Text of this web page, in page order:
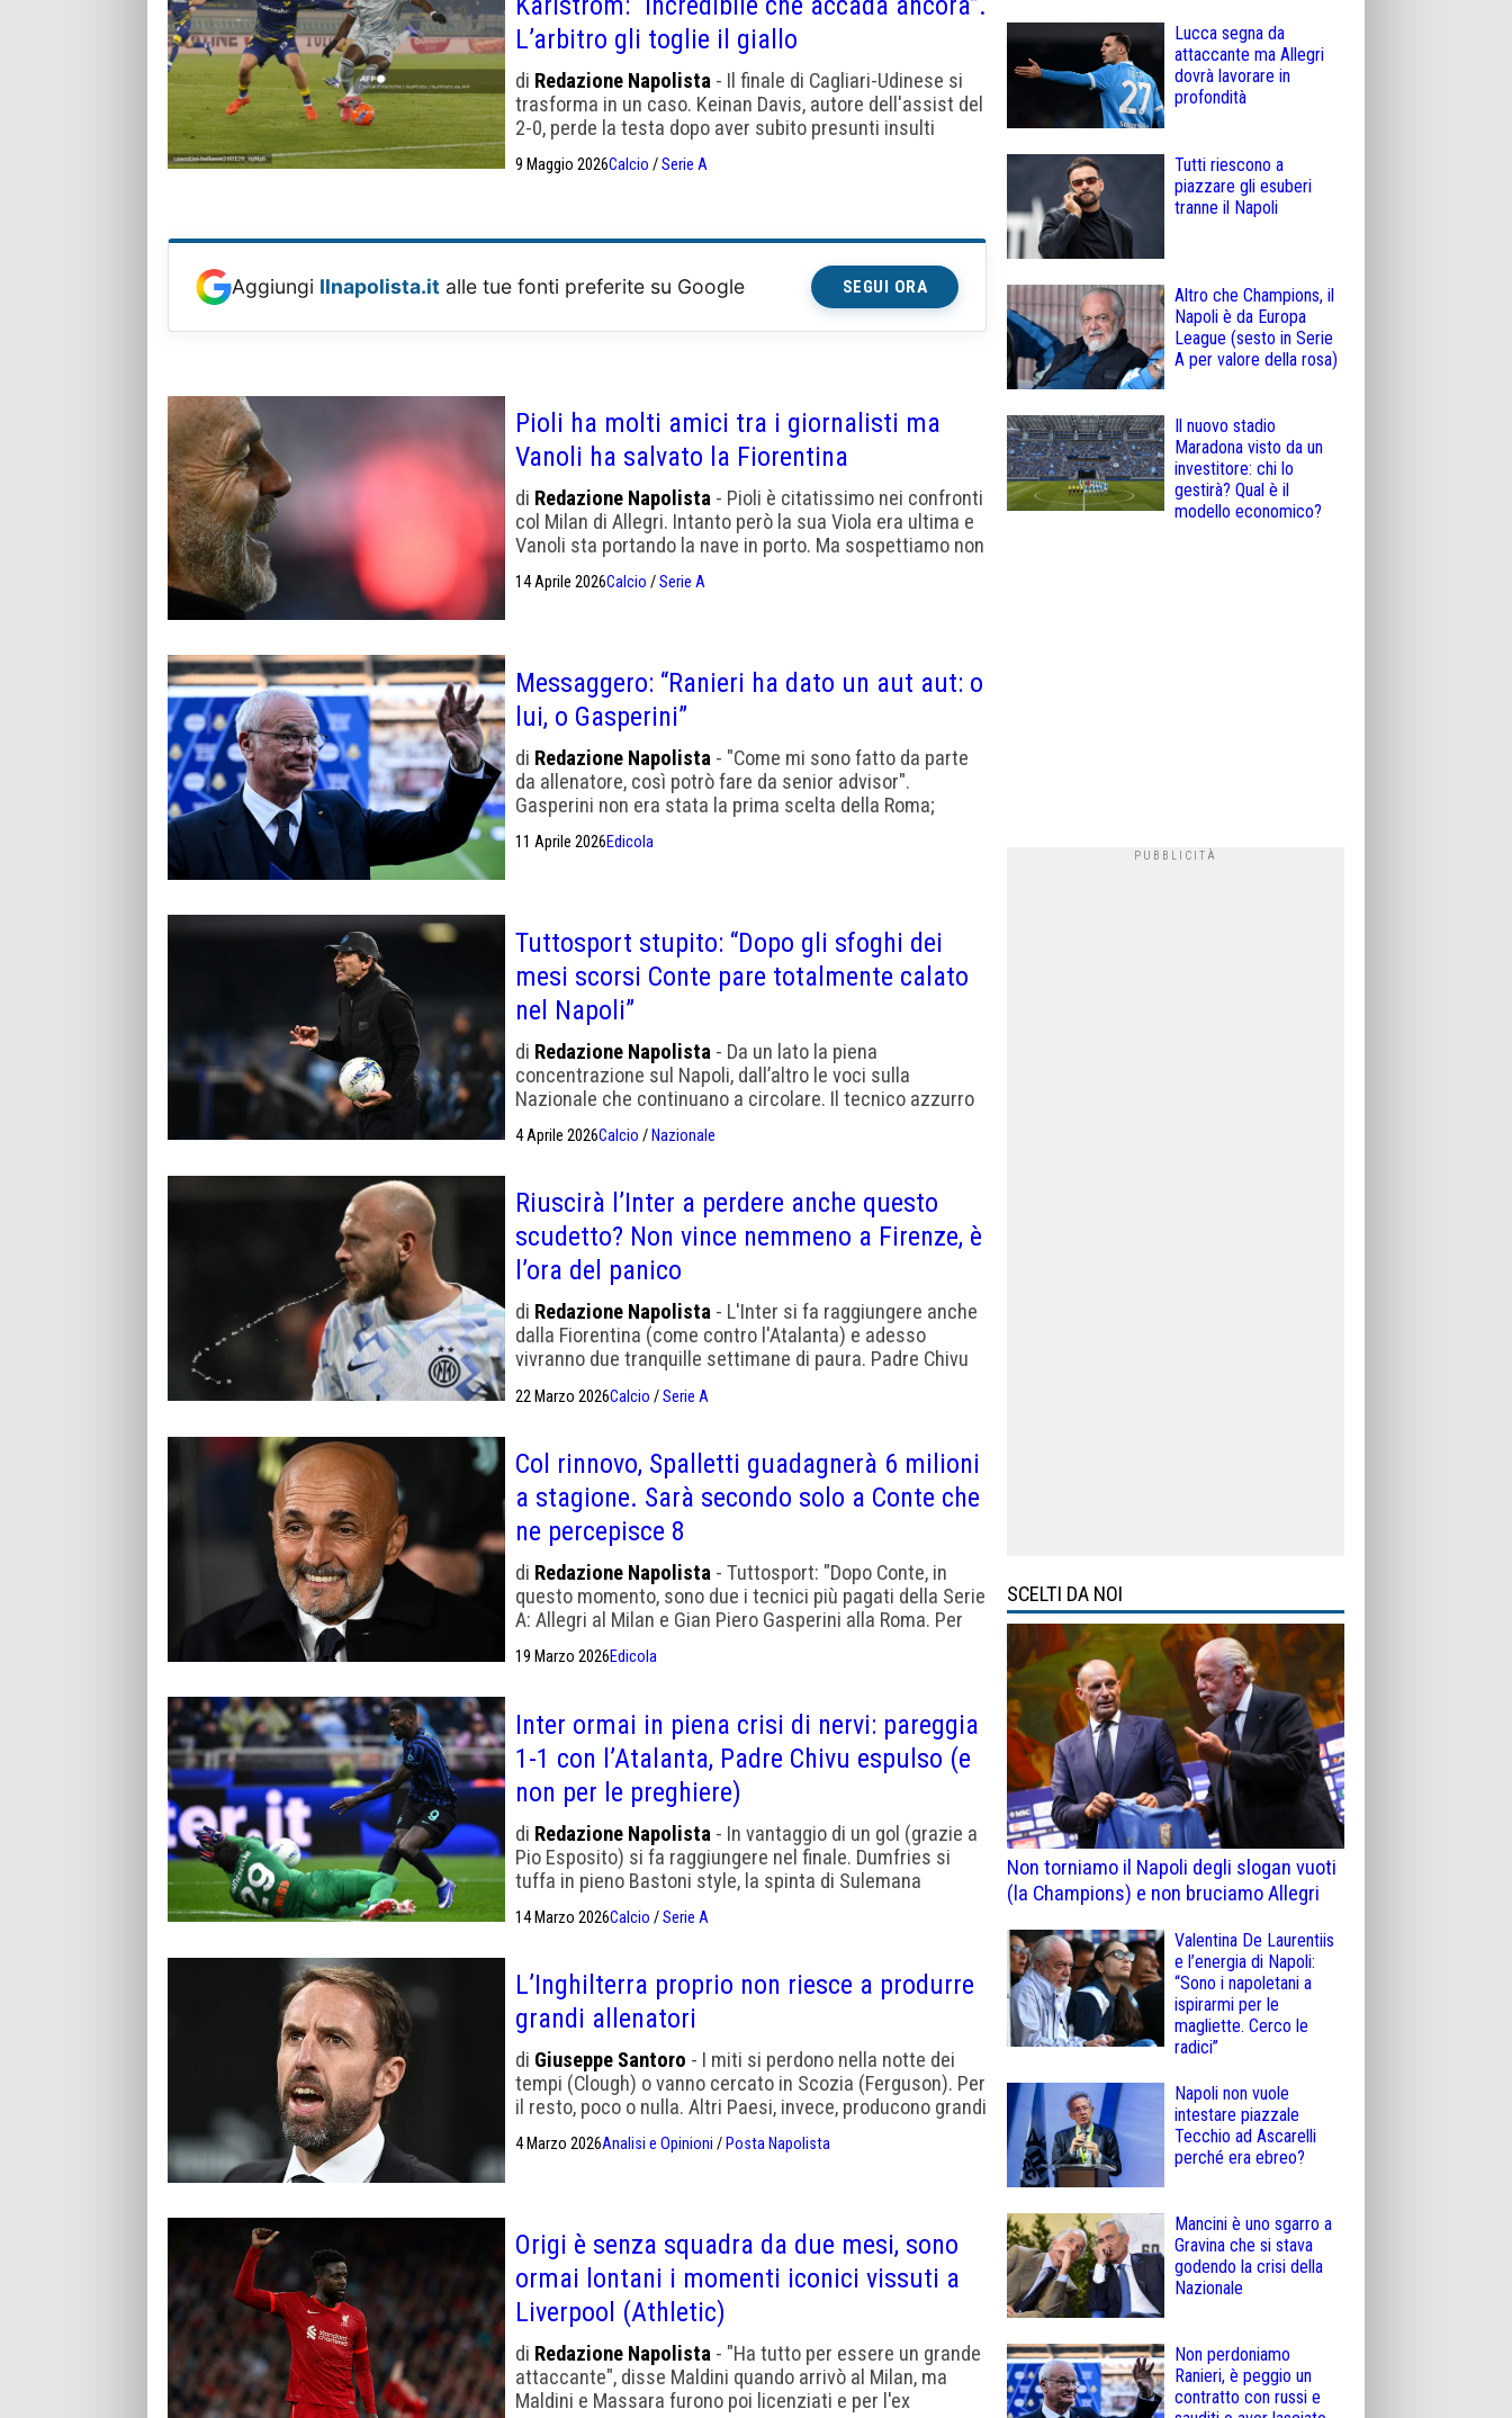
L’arbitro gli toglie il giallo
di Redazione Napolista - Il finale di Cagliari-Udinese si
trasforma in un caso. Keinan Davis, autore dell'assist del
2-0, perde la testa dopo aver subito presunti insulti
Dossena.
9 Maggio 2026Calcio /Serie A
Aggiungi Ilnapolista.it alle tue fonti preferite su Google SEGUI ORA
Pioli ha molti amici tra i giornalisti ma
Vanoli ha salvato la Fiorentina
di Redazione Napolista - Pioli è citatissimo nei confronti
col Milan di Allegri. Intanto però la sua Viola era ultima e
Vanoli sta portando la nave in porto. Ma sospettiamo non
abbia gli stessi amici nella stampa sportiva
14 Aprile 2026Calcio /Serie A
Messaggero: “Ranieri ha dato un aut aut: o
lui, o Gasperini”
di Redazione Napolista - "Come mi sono fatto da parte
da allenatore, così potrò fare da senior advisor".
Gasperini non era stata la prima scelta della Roma;
11 Aprile 2026Edicola
Tuttosport stupito: “Dopo gli sfoghi dei
mesi scorsi Conte pare totalmente calato
nel Napoli”
di Redazione Napolista - Da un lato la piena
concentrazione sul Napoli, dall’altro le voci sulla
Nazionale che continuano a circolare. Il tecnico azzurro
avanti.
4 Aprile 2026Calcio / Nazionale
Riuscirà l’Inter a perdere anche questo
scudetto? Non vince nemmeno a Firenze, è
l’ora del panico
di Redazione Napolista - L'Inter si fa raggiungere anche
dalla Fiorentina (come contro l'Atalanta) e adesso
vivranno due tranquille settimane di paura. Padre Chivu
22 Marzo 2026Calcio /Serie A
Col rinnovo, Spalletti guadagnerà 6 milioni
a stagione. Sarà secondo solo a Conte che
ne percepisce 8
di Redazione Napolista - Tuttosport: "Dopo Conte, in
questo momento, sono due i tecnici più pagati della Serie
A: Allegri al Milan e Gian Piero Gasperini alla Roma. Per
che ne guadagnano 3."
19 Marzo 2026Edicola
Inter ormai in piena crisi di nervi: pareggia
1-1 con l’Atalanta, Padre Chivu espulso (e
non per le preghiere)
di Redazione Napolista - In vantaggio di un gol (grazie a
Pio Esposito) si fa raggiungere nel finale. Dumfries si
tuffa in pieno Bastoni style, la spinta di Sulemana
14 Marzo 2026Calcio /Serie A
L’Inghilterra proprio non riesce a produrre
grandi allenatori
di Giuseppe Santoro - I miti si perdono nella notte dei
tempi (Clough) o vanno cercato in Scozia (Ferguson). Per
il resto, poco o nulla. Altri Paesi, invece, producono grandi
allenatori in serie
4 Marzo 2026Analisi e Opinioni /Posta Napolista
Origi è senza squadra da due mesi, sono
ormai lontani i momenti iconici vissuti a
Liverpool (Athletic)
di Redazione Napolista - "Ha tutto per essere un grande
attaccante", disse Maldini quando arrivò al Milan, ma
Maldini e Massara furono poi licenziati e per l'ex
Lucca segna da
attaccante ma Allegri
dovrà lavorare in
profondità
Tutti riescono a
piazzare gli esuberi
tranne il Napoli
Altro che Champions, il
Napoli è da Europa
League (sesto in Serie
A per valore della rosa)
Il nuovo stadio
Maradona visto da un
investitore: chi lo
gestirà? Qual è il
modello economico?
SCELTI DA NOI
Non torniamo il Napoli degli slogan vuoti
(la Champions) e non bruciamo Allegri
Valentina De Laurentiis
e l’energia di Napoli:
“Sono i napoletani a
ispirarmi per le
magliette. Cerco le
radici”
Napoli non vuole
intestare piazzale
Tecchio ad Ascarelli
perché era ebreo?
Mancini è uno sgarro a
Gravina che si stava
godendo la crisi della
Nazionale
Non perdoniamo
Ranieri, è peggio un
contratto con russi e